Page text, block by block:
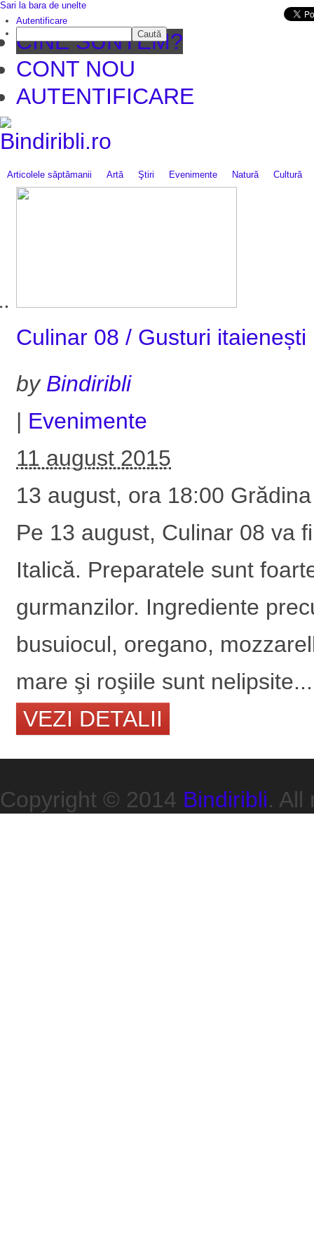
CINE SUNTEM?
CONT NOU
AUTENTIFICARE
Articolele săptămanii Artă Ştiri Evenimente Natură Cultură
Culinar 08 / Gusturi
by Bindiribli
| Evenimente
11 august 2015
13 august, ora 18:00
Pe 13 august, Culinar 08 va
Italică. Preparatele sunt
gurmanzilor. Ingrediente
busuiocul, oregano,
mare şi roşiile sunt nelipsite...
VEZI DETALII
Copyright © 2014 Bindiribli. All
Sari la bara de unelte
Autentificare
Caută